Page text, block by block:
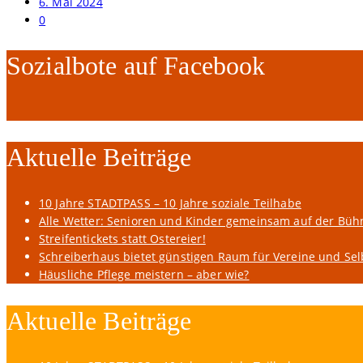
0
Sozialbote auf Facebook
Aktuelle Beiträge
10 Jahre STADTPASS – 10 Jahre soziale Teilhabe
Alle Wetter: Senioren und Kinder gemeinsam auf der
Streifentickets statt Ostereier!
Schreiberhaus bietet günstigen Raum für Vereine und
Häusliche Pflege meistern – aber wie?
Aktuelle Beiträge